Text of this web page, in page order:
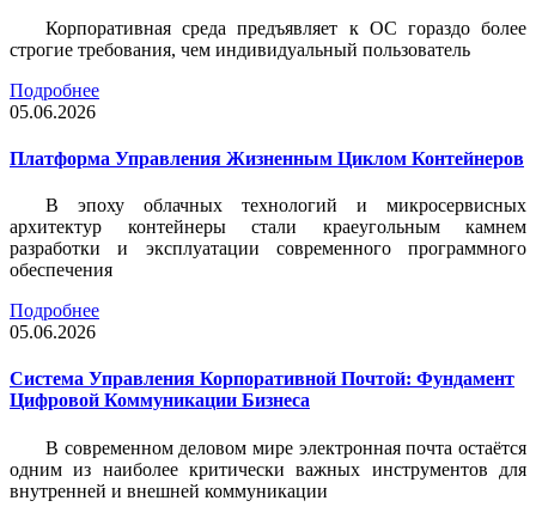
Корпоративная среда предъявляет к ОС гораздо более
строгие требования, чем индивидуальный пользователь
Подробнее
05.06.2026
Платформа Управления Жизненным Циклом Контейнеров
В эпоху облачных технологий и микросервисных
архитектур контейнеры стали краеугольным камнем
разработки и эксплуатации современного программного
обеспечения
Подробнее
05.06.2026
Система Управления Корпоративной Почтой: Фундамент
Цифровой Коммуникации Бизнеса
В современном деловом мире электронная почта остаётся
одним из наиболее критически важных инструментов для
внутренней и внешней коммуникации